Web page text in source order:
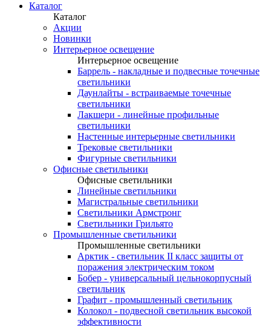
Каталог
Каталог
Акции
Новинки
Интерьерное освещение
Интерьерное освещение
Баррель - накладные и подвесные точечные
светильники
Даунлайты - встраиваемые точечные
светильники
Лакшери - линейные профильные
светильники
Настенные интерьерные светильники
Трековые светильники
Фигурные светильники
Офисные светильники
Офисные светильники
Линейные светильники
Магистральные светильники
Светильники Армстронг
Светильники Грильято
Промышленные светильники
Промышленные светильники
Арктик - светильник II класс защиты от
поражения электрическим током
Бобер - универсальный цельнокорпусный
светильник
Графит - промышленный светильник
Колокол - подвесной светильник высокой
эффективности